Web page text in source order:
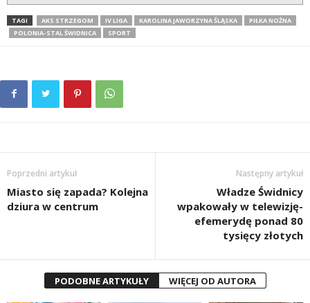
TAGI AKS STRZEGOM IV LIGA KAROLINA JAWORZYNA ŚLĄSKA
PIŁKA NOŻNA
POLONIA-STAL ŚWIDNICA
SPORT
Poprzedni artykuł
Miasto się zapada? Kolejna
dziura w centrum
Następny artykuł
Władze Świdnicy
wpakowały w telewizję-
efemerydę ponad 80
tysięcy złotych
PODOBNE ARTYKUŁY WIĘCEJ OD AUTORA